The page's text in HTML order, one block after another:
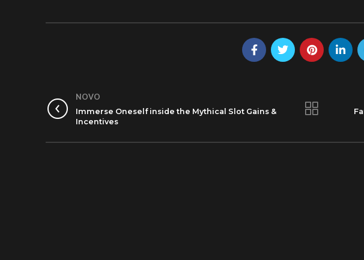
NOVO
Immerse Oneself inside the Mythical Slot Gains &
Incentives